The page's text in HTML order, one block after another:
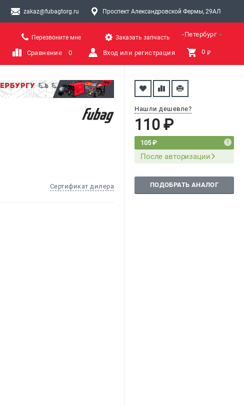
zakaz@fubagtorg.ru Проспект Александровской Фермы, 29АЛ
Санкт-Петербург
Перезвоните мне Заказать запчасть
Сравнение 0 Вход или регистрация 0 ₽
Сертификат дилера
Нашли дешевле?
110 ₽
105 ₽
После авторизации
ПОДОБРАТЬ АНАЛОГ